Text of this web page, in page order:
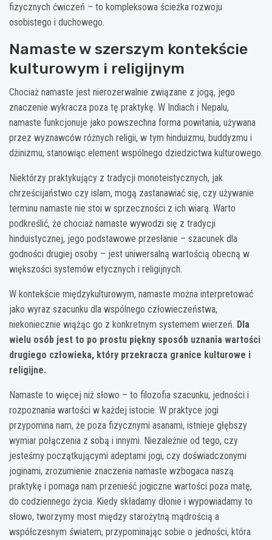
fizycznych ćwiczeń – to kompleksowa ścieżka rozwoju
osobistego i duchowego.
Namaste w szerszym kontekście
kulturowym i religijnym
Chociaż namaste jest nierozerwalnie związane z jogą, jego
znaczenie wykracza poza tę praktykę. W Indiach i Nepalu,
namaste funkcjonuje jako powszechna forma powitania, używana
przez wyznawców różnych religii, w tym hinduizmu, buddyzmu i
dżinizmu, stanowiąc element wspólnego dziedzictwa kulturowego.
Niektórzy praktykujący z tradycji monoteistycznych, jak
chrześcijaństwo czy islam, mogą zastanawiać się, czy używanie
terminu namaste nie stoi w sprzeczności z ich wiarą. Warto
podkreślić, że chociaż namaste wywodzi się z tradycji
hinduistycznej, jego podstawowe przesłanie – szacunek dla
godności drugiej osoby – jest uniwersalną wartością obecną w
większości systemów etycznych i religijnych.
W kontekście międzykulturowym, namaste można interpretować
jako wyraz szacunku dla wspólnego człowieczeństwa,
niekoniecznie wiążąc go z konkretnym systemem wierzeń. Dla
wielu osób jest to po prostu piękny sposób uznania wartości
drugiego człowieka, który przekracza granice kulturowe i
religijne.
Namaste to więcej niż słowo – to filozofia szacunku, jedności i
rozpoznania wartości w każdej istocie. W praktyce jogi
przypomina nam, że poza fizycznymi asanami, istnieje głębszy
wymiar połączenia z sobą i innymi. Niezależnie od tego, czy
jesteśmy początkującymi adeptami jogi, czy doświadczonymi
joginami, zrozumienie znaczenia namaste wzbogaca naszą
praktykę i pomaga nam przenieść jogiczne wartości poza matę,
do codziennego życia. Kiedy składamy dłonie i wypowiadamy to
słowo, tworzymy most między starożytną mądrością a
współczesnym światem, przypominając sobie o jedności, która